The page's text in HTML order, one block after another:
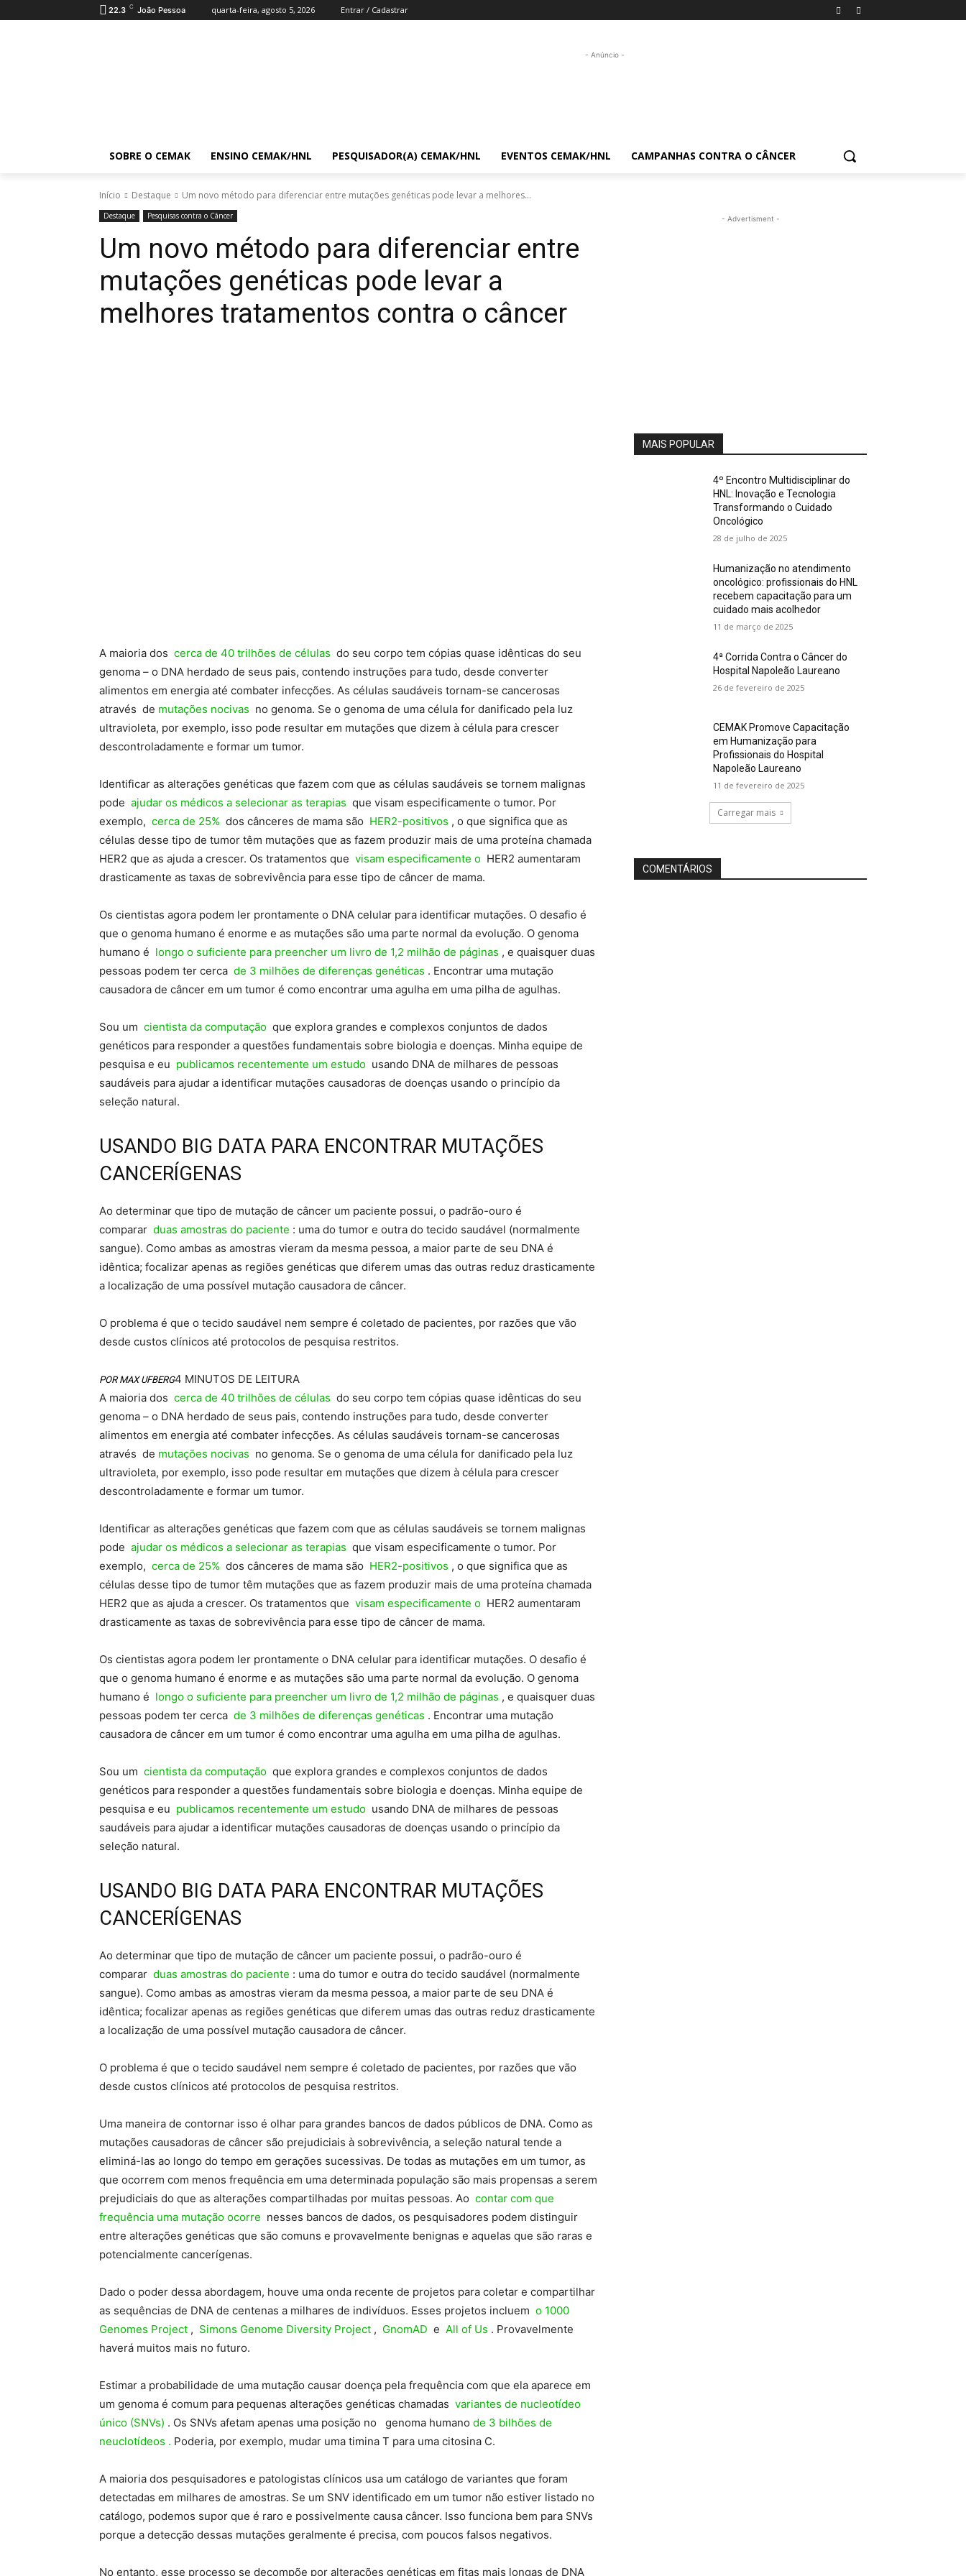
22.3 C João Pessoa quarta-feira, agosto 5, 2026 Entrar / Cadastrar
- Anúncio -
SOBRE O CEMAK ENSINO CEMAK/HNL PESQUISADOR(A) CEMAK/HNL EVENTOS CEMAK/HNL CAMPANHAS CONTRA O CÂNCER
Início Destaque Um novo método para diferenciar entre mutações genéticas pode levar a melhores...
Destaque Pesquisas contra o Câncer
Um novo método para diferenciar entre
mutações genéticas pode levar a
melhores tratamentos contra o câncer
A maioria dos cerca de 40 trilhões de células do seu corpo tem cópias quase idênticas do seu
genoma – o DNA herdado de seus pais, contendo instruções para tudo, desde converter
alimentos em energia até combater infecções. As células saudáveis ​​tornam-se cancerosas
através de mutações nocivas no genoma. Se o genoma de uma célula for danificado pela luz
ultravioleta, por exemplo, isso pode resultar em mutações que dizem à célula para crescer
descontroladamente e formar um tumor.
Identificar as alterações genéticas que fazem com que as células saudáveis ​​se tornem malignas
pode ajudar os médicos a selecionar as terapias que visam especificamente o tumor. Por
exemplo, cerca de 25% dos cânceres de mama são HER2-positivos , o que significa que as
células desse tipo de tumor têm mutações que as fazem produzir mais de uma proteína chamada
HER2 que as ajuda a crescer. Os tratamentos que visam especificamente o HER2 aumentaram
drasticamente as taxas de sobrevivência para esse tipo de câncer de mama.
Os cientistas agora podem ler prontamente o DNA celular para identificar mutações. O desafio é
que o genoma humano é enorme e as mutações são uma parte normal da evolução. O genoma
humano é longo o suficiente para preencher um livro de 1,2 milhão de páginas , e quaisquer duas
pessoas podem ter cerca de 3 milhões de diferenças genéticas . Encontrar uma mutação
causadora de câncer em um tumor é como encontrar uma agulha em uma pilha de agulhas.
Sou um cientista da computação que explora grandes e complexos conjuntos de dados
genéticos para responder a questões fundamentais sobre biologia e doenças. Minha equipe de
pesquisa e eu publicamos recentemente um estudo usando DNA de milhares de pessoas
saudáveis ​​para ajudar a identificar mutações causadoras de doenças usando o princípio da
seleção natural.
USANDO BIG DATA PARA ENCONTRAR MUTAÇÕES
CANCERÍGENAS
Ao determinar que tipo de mutação de câncer um paciente possui, o padrão-ouro é
comparar duas amostras do paciente : uma do tumor e outra do tecido saudável (normalmente
sangue). Como ambas as amostras vieram da mesma pessoa, a maior parte de seu DNA é
idêntica; focalizar apenas as regiões genéticas que diferem umas das outras reduz drasticamente
a localização de uma possível mutação causadora de câncer.
O problema é que o tecido saudável nem sempre é coletado de pacientes, por razões que vão
desde custos clínicos até protocolos de pesquisa restritos.
POR MAX UFBERG4 MINUTOS DE LEITURA
A maioria dos cerca de 40 trilhões de células do seu corpo tem cópias quase idênticas do seu
genoma – o DNA herdado de seus pais, contendo instruções para tudo, desde converter
alimentos em energia até combater infecções. As células saudáveis ​​tornam-se cancerosas
através de mutações nocivas no genoma. Se o genoma de uma célula for danificado pela luz
ultravioleta, por exemplo, isso pode resultar em mutações que dizem à célula para crescer
descontroladamente e formar um tumor.
Identificar as alterações genéticas que fazem com que as células saudáveis ​​se tornem malignas
pode ajudar os médicos a selecionar as terapias que visam especificamente o tumor. Por
exemplo, cerca de 25% dos cânceres de mama são HER2-positivos , o que significa que as
células desse tipo de tumor têm mutações que as fazem produzir mais de uma proteína chamada
HER2 que as ajuda a crescer. Os tratamentos que visam especificamente o HER2 aumentaram
drasticamente as taxas de sobrevivência para esse tipo de câncer de mama.
Os cientistas agora podem ler prontamente o DNA celular para identificar mutações. O desafio é
que o genoma humano é enorme e as mutações são uma parte normal da evolução. O genoma
humano é longo o suficiente para preencher um livro de 1,2 milhão de páginas , e quaisquer duas
pessoas podem ter cerca de 3 milhões de diferenças genéticas . Encontrar uma mutação
causadora de câncer em um tumor é como encontrar uma agulha em uma pilha de agulhas.
Sou um cientista da computação que explora grandes e complexos conjuntos de dados
genéticos para responder a questões fundamentais sobre biologia e doenças. Minha equipe de
pesquisa e eu publicamos recentemente um estudo usando DNA de milhares de pessoas
saudáveis ​​para ajudar a identificar mutações causadoras de doenças usando o princípio da
seleção natural.
USANDO BIG DATA PARA ENCONTRAR MUTAÇÕES
CANCERÍGENAS
Ao determinar que tipo de mutação de câncer um paciente possui, o padrão-ouro é
comparar duas amostras do paciente : uma do tumor e outra do tecido saudável (normalmente
sangue). Como ambas as amostras vieram da mesma pessoa, a maior parte de seu DNA é
idêntica; focalizar apenas as regiões genéticas que diferem umas das outras reduz drasticamente
a localização de uma possível mutação causadora de câncer.
O problema é que o tecido saudável nem sempre é coletado de pacientes, por razões que vão
desde custos clínicos até protocolos de pesquisa restritos.
Uma maneira de contornar isso é olhar para grandes bancos de dados públicos de DNA. Como as
mutações causadoras de câncer são prejudiciais à sobrevivência, a seleção natural tende a
eliminá-las ao longo do tempo em gerações sucessivas. De todas as mutações em um tumor, as
que ocorrem com menos frequência em uma determinada população são mais propensas a serem
prejudiciais do que as alterações compartilhadas por muitas pessoas. Ao contar com que
frequência uma mutação ocorre nesses bancos de dados, os pesquisadores podem distinguir
entre alterações genéticas que são comuns e provavelmente benignas e aquelas que são raras e
potencialmente cancerígenas.
Dado o poder dessa abordagem, houve uma onda recente de projetos para coletar e compartilhar
as sequências de DNA de centenas a milhares de indivíduos. Esses projetos incluem o 1000
Genomes Project , Simons Genome Diversity Project , GnomAD e All of Us . Provavelmente
haverá muitos mais no futuro.
Estimar a probabilidade de uma mutação causar doença pela frequência com que ela aparece em
um genoma é comum para pequenas alterações genéticas chamadas variantes de nucleotídeo
único (SNVs) . Os SNVs afetam apenas uma posição no genoma humano de 3 bilhões de
neuclotídeos . Poderia, por exemplo, mudar uma timina T para uma citosina C.
A maioria dos pesquisadores e patologistas clínicos usa um catálogo de variantes que foram
detectadas em milhares de amostras. Se um SNV identificado em um tumor não estiver listado no
catálogo, podemos supor que é raro e possivelmente causa câncer. Isso funciona bem para SNVs
porque a detecção dessas mutações geralmente é precisa, com poucos falsos negativos.
No entanto, esse processo se decompõe por alterações genéticas em fitas mais longas de DNA
- Advertisment -
MAIS POPULAR
4º Encontro Multidisciplinar do
HNL: Inovação e Tecnologia
Transformando o Cuidado
Oncológico
28 de julho de 2025
Humanização no atendimento
oncológico: profissionais do HNL
recebem capacitação para um
cuidado mais acolhedor
11 de março de 2025
4ª Corrida Contra o Câncer do
Hospital Napoleão Laureano
26 de fevereiro de 2025
CEMAK Promove Capacitação
em Humanização para
Profissionais do Hospital
Napoleão Laureano
11 de fevereiro de 2025
Carregar mais
COMENTÁRIOS